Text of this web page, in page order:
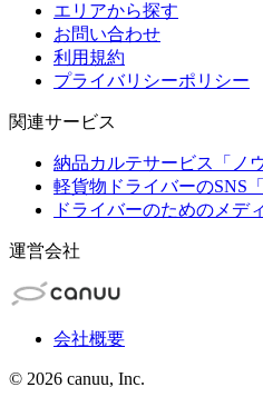
エリアから探す
お問い合わせ
利用規約
プライバリシーポリシー
関連サービス
納品カルテサービス「ノ
軽貨物ドライバーのSNS
ドライバーのためのメデ
運営会社
会社概要
© 2026 canuu, Inc.